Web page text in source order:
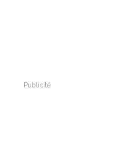
Publicité